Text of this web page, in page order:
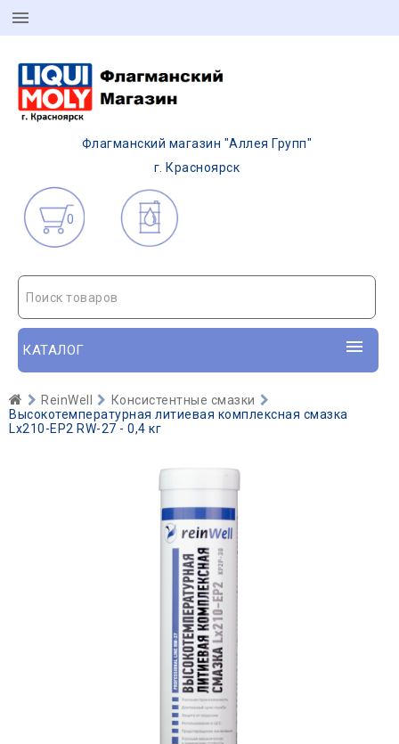
Флагманский магазин "Аллея Групп"
г. Красноярск
0
Поиск товаров
КАТАЛОГ
ReinWell
Консистентные смазки
Высокотемпературная литиевая комплексная смазка
Lx210-EP2 RW-27 - 0,4 кг